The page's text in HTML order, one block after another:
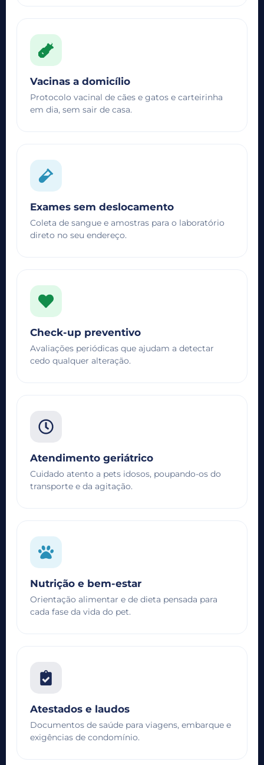
Vacinas a domicílio
Protocolo vacinal de cães e gatos e carteirinha
em dia, sem sair de casa.
Exames sem deslocamento
Coleta de sangue e amostras para o laboratório
direto no seu endereço.
Check-up preventivo
Avaliações periódicas que ajudam a detectar
cedo qualquer alteração.
Atendimento geriátrico
Cuidado atento a pets idosos, poupando-os do
transporte e da agitação.
Nutrição e bem-estar
Orientação alimentar e de dieta pensada para
cada fase da vida do pet.
Atestados e laudos
Documentos de saúde para viagens, embarque e
exigências de condomínio.